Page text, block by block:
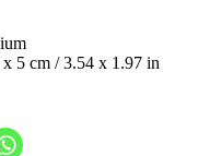
x 5 cm / 3.54 x 1.97 in